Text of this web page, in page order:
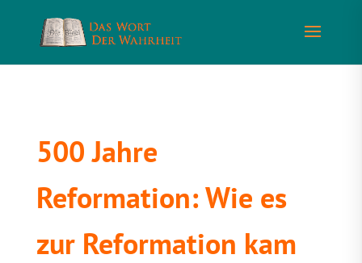
500 Jahre
Reformation: Wie es
zur Reformation kam